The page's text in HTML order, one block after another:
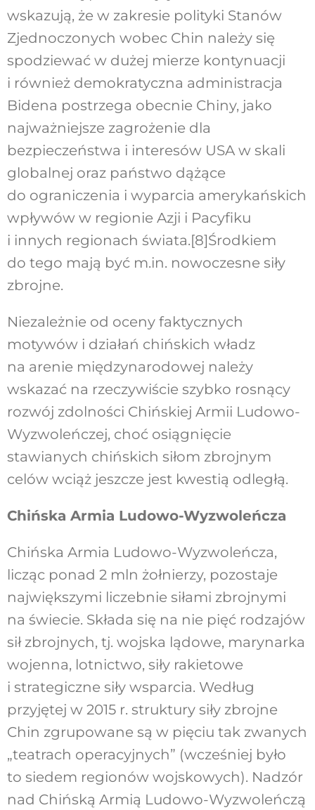
wskazują, że w zakresie polityki Stanów
Zjednoczonych wobec Chin należy się
spodziewać w dużej mierze kontynuacji
i również demokratyczna administracja
Bidena postrzega obecnie Chiny, jako
najważniejsze zagrożenie dla
bezpieczeństwa i interesów USA w skali
globalnej oraz państwo dążące
do ograniczenia i wyparcia amerykańskich
wpływów w regionie Azji i Pacyfiku
i innych regionach świata.[8]Środkiem
do tego mają być m.in. nowoczesne siły
zbrojne.
Niezależnie od oceny faktycznych
motywów i działań chińskich władz
na arenie międzynarodowej należy
wskazać na rzeczywiście szybko rosnący
rozwój zdolności Chińskiej Armii Ludowo-
Wyzwoleńczej, choć osiągnięcie
stawianych chińskich siłom zbrojnym
celów wciąż jeszcze jest kwestią odległą.
Chińska Armia Ludowo-Wyzwoleńcza
Chińska Armia Ludowo-Wyzwoleńcza,
licząc ponad 2 mln żołnierzy, pozostaje
największymi liczebnie siłami zbrojnymi
na świecie. Składa się na nie pięć rodzajów
sił zbrojnych, tj. wojska lądowe, marynarka
wojenna, lotnictwo, siły rakietowe
i strategiczne siły wsparcia. Według
przyjętej w 2015 r. struktury siły zbrojne
Chin zgrupowane są w pięciu tak zwanych
„teatrach operacyjnych” (wcześniej było
to siedem regionów wojskowych). Nadzór
nad Chińską Armią Ludowo-Wyzwoleńczą